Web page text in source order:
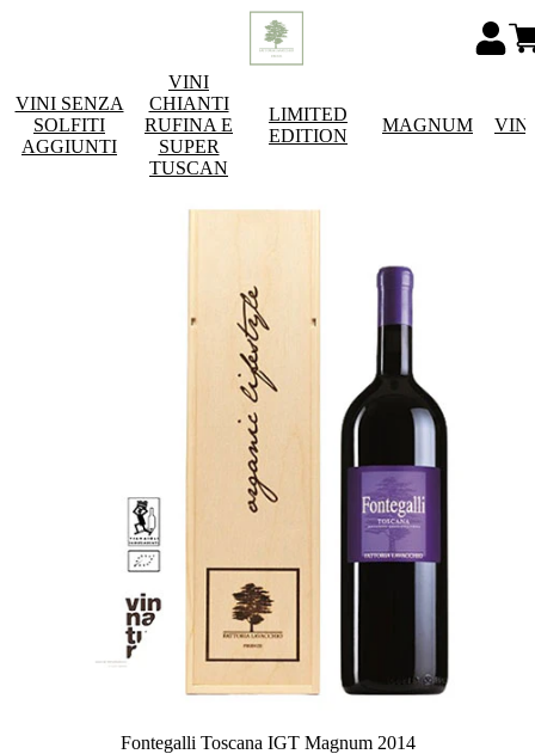
VINI SENZA
SOLFITI
AGGIUNTI
VINI
CHIANTI
RUFINA E
SUPER
TUSCAN
LIMITED
EDITION
MAGNUM
Fontegalli Toscana IGT Magnum 2014